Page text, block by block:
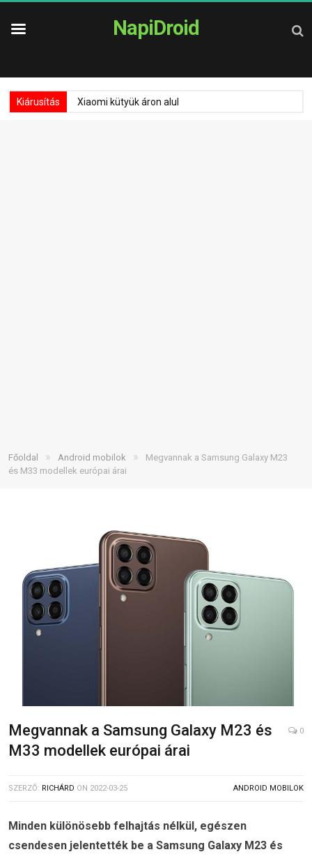
NapiDroid
Kiárusítás Xiaomi kütyük áron alul
Főoldal » Android mobilok »
Megvannak a Samsung Galaxy M23
és M33 modellek európai árai
Megvannak a Samsung Galaxy M23 és
M33 modellek európai árai
0
SZERZŐ: RICHÁRD ON 2022-03-25 ANDROID MOBILOK
Minden különösebb felhajtás nélkül, egészen
csendesen jelentették be a Samsung Galaxy M23 és